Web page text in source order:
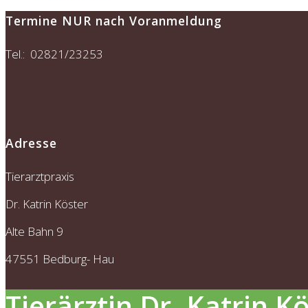
Termine NUR nach Voranmeldung
Tel.: 02821/23253
Adresse
Tierarztpraxis
Dr. Katrin Köster
Alte Bahn 9
47551 Bedburg- Hau